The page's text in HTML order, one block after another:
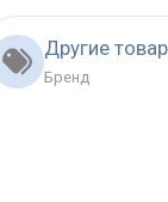
Другие
Бренд